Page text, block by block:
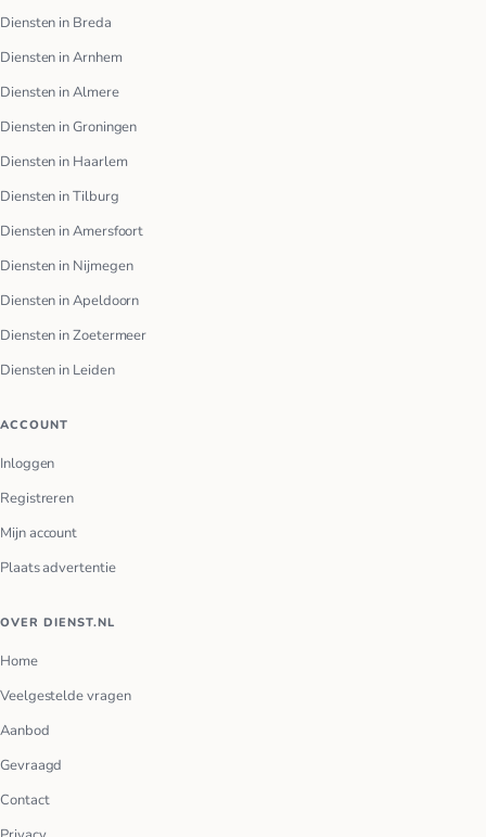
Diensten in Breda
Diensten in Arnhem
Diensten in Almere
Diensten in Groningen
Diensten in Haarlem
Diensten in Tilburg
Diensten in Amersfoort
Diensten in Nijmegen
Diensten in Apeldoorn
Diensten in Zoetermeer
Diensten in Leiden
ACCOUNT
Inloggen
Registreren
Mijn account
Plaats advertentie
OVER DIENST.NL
Home
Veelgestelde vragen
Aanbod
Gevraagd
Contact